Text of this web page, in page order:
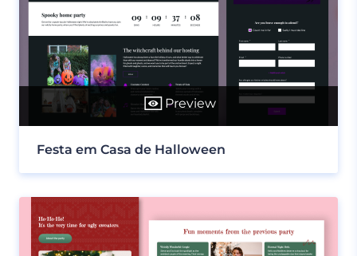
Preview
Festa em Casa de Halloween